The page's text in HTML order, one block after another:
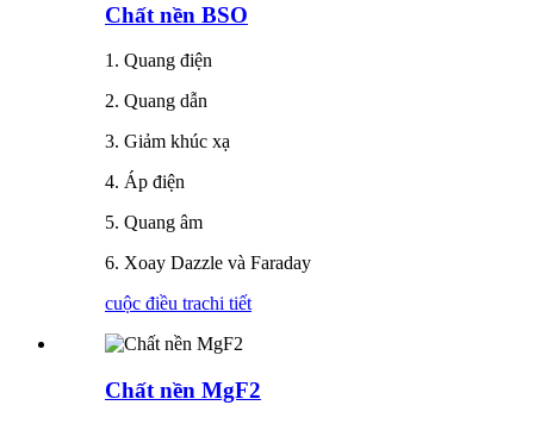
Chất nền BSO
1. Quang điện
2. Quang dẫn
3. Giảm khúc xạ
4. Áp điện
5. Quang âm
6. Xoay Dazzle và Faraday
cuộc điều trachi tiết
Chất nền MgF2